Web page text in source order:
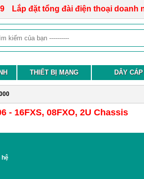
Lắp đặt tổng đài điện thoại doanh
THIẾT BỊ MẠNG DÂY CÁP
- 16FXS, 08FXO, 2U Chassis
hệ